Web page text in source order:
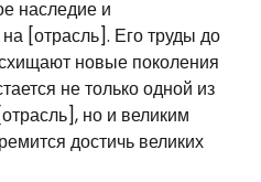
наследие и
[отрасль]. Его труды до
новые поколения
не только одной из
но и великим
достичь великих